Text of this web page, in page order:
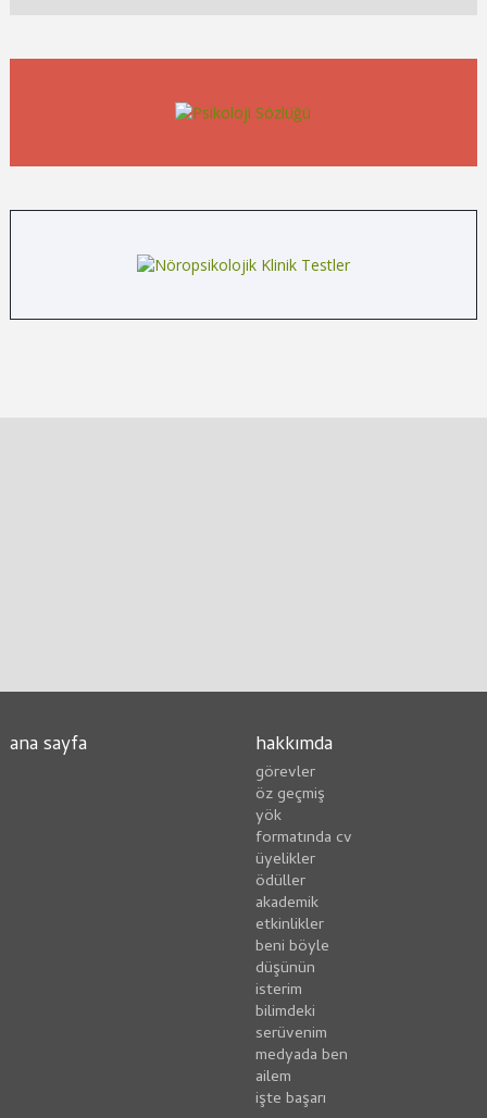
ana sayfa hakkımda
görevler
öz geçmiş
yök
formatında cv
üyelikler
ödüller
akademik
etkinlikler
beni böyle
düşünün
i̇sterim
bilimdeki
serüvenim
medyada ben
ailem
i̇şte başarı